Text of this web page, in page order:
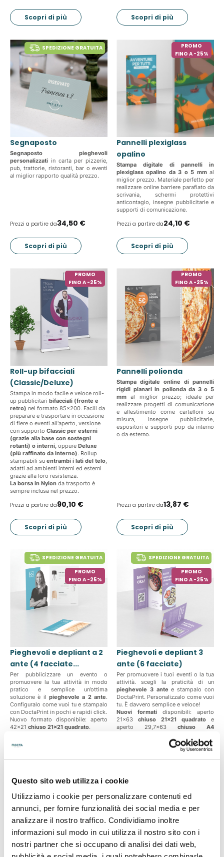
Questo sito web utilizza i cookie
Utilizziamo i cookie per personalizzare contenuti ed
annunci, per fornire funzionalità dei social media e per
analizzare il nostro traffico. Condividiamo inoltre
informazioni sul modo in cui utilizza il nostro sito con i
nostri partner che si occupano di analisi dei dati web,
Scopri di più Scopri di più
SPEDIZIONE GRATUITA
Segnaposto
Segnaposto pieghevoli
personalizzati in carta per pizzerie,
pub, trattorie, ristoranti, bar o eventi
al miglior rapporto qualità prezzo.
Prezzi a partire da34,50 €
Scopri di più
PROMO
FINO A -25%
Pannelli plexiglass
opalino
Stampa digitale di pannelli in
plexiglass opalino da 3 o 5 mmal
miglior prezzo. Materiale perfetto per
realizzare online barriere parafiato da
scrivania, schermi protettivi
anticontagio, insegne pubblicitarie e
supporti di comunicazione.
Prezzi a partire da24,10 €
Scopri di più
PROMO
FINO A -25%
Roll-up bifacciali
(Classic/Deluxe)
Stampa in modo facile e veloce roll-
up pubblicitari bifacciali (fronte e
retro) nel formato 85x200. Facili da
preparare e trasportare in occasione
di fiere o eventi all'aperto, versione
con supporto Classic per esterni
(grazie alla base con sostegni
rotanti) o interni, oppure Deluxe
(più raffinato da interno). Rollup
stampabili su entrambi i lati del telo,
adatti ad ambienti interni ed esterni
grazie alla loro resistenza.
La borsa in Nylon da trasporto è
sempre inclusa nel prezzo.
Prezzi a partire da90,10 €
Scopri di più
PROMO
FINO A -25%
Pannelli polionda
Stampa digitale online di pannelli
rigidi planari in polionda da 3 o 5
mmal miglior prezzo; ideale per
realizzare progetti di comunicazione
e allestimento come cartelloni su
misura, insegne pubblicitarie,
espositori e supporti pop da interno
o da esterno.
Prezzi a partire da13,87 €
Scopri di più
SPEDIZIONE GRATUITA
PROMO
FINO A -25%
Pieghevoli e depliant a 2
ante (4 facciate...
Per pubblicizzare un evento o
promuovere la tua attività in modo
pratico e semplice un’ottima
soluzione è il pieghevole a 2 ante.
Configuralo come vuoi tu e stampalo
con DoctaPrint in pochi e rapidi click.
Nuovo formato disponibile: aperto
42x21 chiuso 21x21 quadrato.
Prezzi a partire da
SPEDIZIONE GRATUITA
PROMO
FINO A -25%
Pieghevoli e depliant 3
ante (6 facciate)
Per promuovere i tuoi eventi o la tua
attività. scegli la praticità di un
pieghevole 3 ante e stampalo con
DoctaPrint. Personalizzalo come vuoi
tu. È davvero semplice e veloce!
Nuovi formati disponibili: aperto
21x63 chiuso 21x21 quadrato e
aperto 29,7x63 chiuso A4
15,50 €
SPEDIZIONE GRATUITA
FINO A -25%
PROMO
FINO A -25%